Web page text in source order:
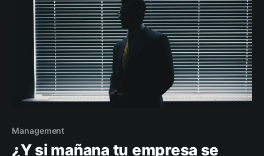
Management
¿Y si mañana tu empresa se